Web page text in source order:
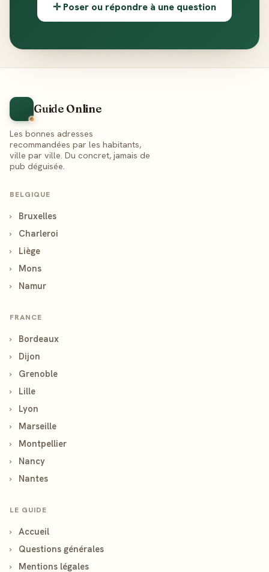
✛ Poser ou répondre à une question
Guide Online
Les bonnes adresses
recommandées par les habitants,
ville par ville. Du concret, jamais de
pub déguisée.
BELGIQUE
›
Bruxelles
›
Charleroi
›
Liège
›
Mons
›
Namur
FRANCE
›
Bordeaux
›
Dijon
›
Grenoble
›
Lille
›
Lyon
›
Marseille
›
Montpellier
›
Nancy
›
Nantes
LE GUIDE
›
Accueil
›
Questions générales
›
Mentions légales